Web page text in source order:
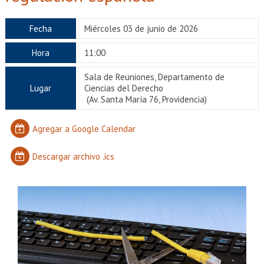
Académicos Estudiantes
Egresados
Fecha Miércoles 03 de junio de 2026
Hora 11:00
Lugar
Sala de Reuniones, Departamento de
Ciencias del Derecho
(Av. Santa María 76, Providencia)
Agregar a Google Calendar
Descargar archivo .ics